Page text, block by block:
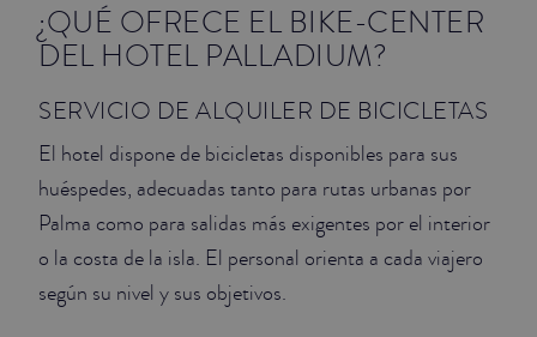
¿QUÉ OFRECE EL BIKE-CENTER
DEL HOTEL PALLADIUM?
SERVICIO DE ALQUILER DE BICICLETAS
El hotel dispone de bicicletas disponibles para sus
huéspedes, adecuadas tanto para rutas urbanas por
Palma como para salidas más exigentes por el interior
o la costa de la isla. El personal orienta a cada viajero
según su nivel y sus objetivos.